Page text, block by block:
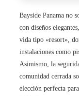
Bayside Panama no
con diseños
vida tipo «resort»,
instalaciones como
Asimismo, la
comunidad cerrada
elección perfecta